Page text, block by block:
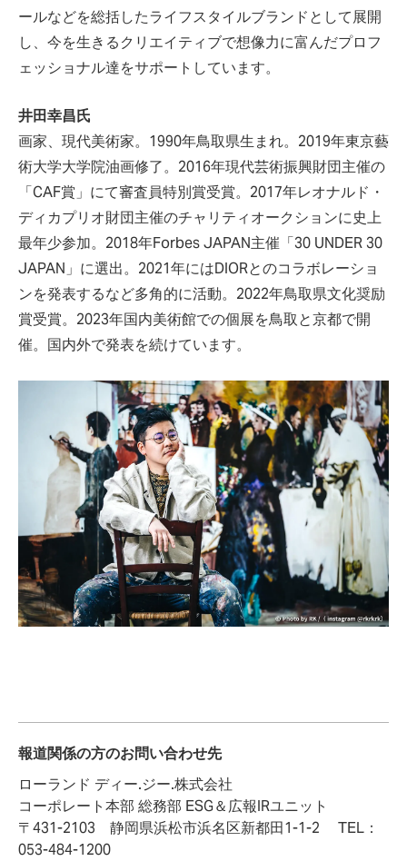
ールなどを総括したライフスタイルブランドとして展開
し、今を生きるクリエイティブで想像力に富んだプロフ
ェッショナル達をサポートしています。
井田幸昌氏
画家、現代美術家。1990年鳥取県生まれ。2019年東京藝
術大学大学院油画修了。2016年現代芸術振興財団主催の
「CAF賞」にて審査員特別賞受賞。2017年レオナルド・
ディカプリオ財団主催のチャリティオークションに史上
最年少参加。2018年Forbes JAPAN主催「30 UNDER 30
JAPAN」に選出。2021年にはDIORとのコラボレーショ
ンを発表するなど多角的に活動。2022年鳥取県文化奨励
賞受賞。2023年国内美術館での個展を鳥取と京都で開
催。国内外で発表を続けています。
報道関係の方のお問い合わせ先
ローランド ディー.ジー.株式会社
コーポレート本部 総務部 ESG＆広報IRユニット
〒431-2103 静岡県浜松市浜名区新都田1-1-2 TEL：
053-484-1200